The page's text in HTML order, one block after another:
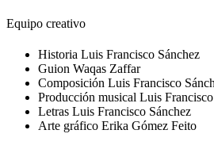
Equipo creativo
Historia Luis Francisco Sánchez
Guion Waqas Zaffar
Composición Luis Francisco
Producción musical Luis
Letras Luis Francisco Sánchez
Arte gráfico Erika Gómez Feito